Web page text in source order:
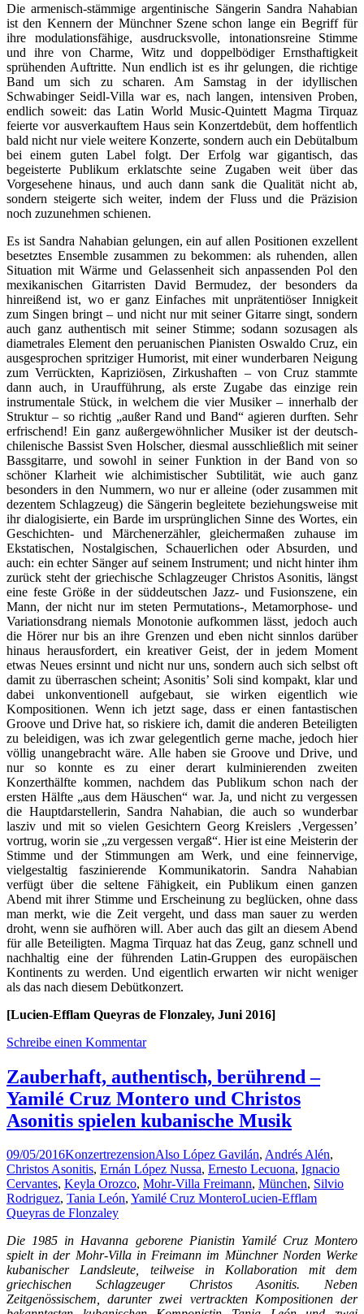
Die armenisch-stämmige argentinische Sängerin Sandra Nahabian
ist den Kennern der Münchner Szene schon lange ein Begriff für
ihre modulationsfähige, ausdrucksvolle, intonationsreine Stimme
und ihre von Charme, Witz und doppelbödiger Ernsthaftigkeit
sprühenden Auftritte. Nun endlich ist es ihr gelungen, die richtige
Band um sich zu scharen. Am Samstag in der idyllischen
Schwabinger Seidl-Villa war es, nach langen, intensiven Proben,
endlich soweit: das Latin World Music-Quintett Magma Tirquaz
feierte vor ausverkauftem Haus sein Konzertdebüt, dem hoffentlich
bald nicht nur viele weitere Konzerte, sondern auch ein Debütalbum
bei einem guten Label folgt. Der Erfolg war gigantisch, das
begeisterte Publikum erklatschte seine Zugaben weit über das
Vorgesehene hinaus, und auch dann sank die Qualität nicht ab,
sondern steigerte sich weiter, indem der Fluss und die Präzision
noch zuzunehmen schienen.
Es ist Sandra Nahabian gelungen, ein auf allen Positionen exzellent
besetztes Ensemble zusammen zu bekommen: als ruhenden, allen
Situation mit Wärme und Gelassenheit sich anpassenden Pol den
mexikanischen Gitarristen David Bermudez, der besonders da
hinreißend ist, wo er ganz Einfaches mit unprätentiöser Innigkeit
zum Singen bringt – und nicht nur mit seiner Gitarre singt, sondern
auch ganz authentisch mit seiner Stimme; sodann sozusagen als
diametrales Element den peruanischen Pianisten Oswaldo Cruz, ein
ausgesprochen spritziger Humorist, mit einer wunderbaren Neigung
zum Verrückten, Kapriziösen, Zirkushaften – von Cruz stammte
dann auch, in Uraufführung, als erste Zugabe das einzige rein
instrumentale Stück, in welchem die vier Musiker – innerhalb der
Struktur – so richtig „außer Rand und Band“ agieren durften. Sehr
erfrischend! Ein ganz außergewöhnlicher Musiker ist der deutsch-
chilenische Bassist Sven Holscher, diesmal ausschließlich mit seiner
Bassgitarre, und sowohl in seiner Funktion in der Band von so
schöner Klarheit wie alchimistischer Subtilität, wie auch ganz
besonders in den Nummern, wo nur er alleine (oder zusammen mit
dezentem Schlagzeug) die Sängerin begleitete beziehungsweise mit
ihr dialogisierte, ein Barde im ursprünglichen Sinne des Wortes, ein
Geschichten- und Märchenerzähler, gleichermaßen zuhause im
Ekstatischen, Nostalgischen, Schauerlichen oder Absurden, und
auch: ein echter Sänger auf seinem Instrument; und nicht hinter ihm
zurück steht der griechische Schlagzeuger Christos Asonitis, längst
eine feste Größe in der süddeutschen Jazz- und Fusionszene, ein
Mann, der nicht nur im steten Permutations-, Metamorphose- und
Variationsdrang niemals Monotonie aufkommen lässt, jedoch auch
die Hörer nur bis an ihre Grenzen und eben nicht sinnlos darüber
hinaus herausfordert, ein kreativer Geist, der in jedem Moment
etwas Neues ersinnt und nicht nur uns, sondern auch sich selbst oft
damit zu überraschen scheint; Asonitis’ Soli sind kompakt, klar und
dabei unkonventionell aufgebaut, sie wirken eigentlich wie
Kompositionen. Wenn ich jetzt sage, dass er einen fantastischen
Groove und Drive hat, so riskiere ich, damit die anderen Beteiligten
zu beleidigen, was ich zwar gelegentlich gerne mache, jedoch hier
völlig unangebracht wäre. Alle haben sie Groove und Drive, und
nur so konnte es zu einer derart kulminierenden zweiten
Konzerthälfte kommen, nachdem das Publikum schon nach der
ersten Hälfte „aus dem Häuschen“ war. Ja, und nicht zu vergessen
die Hauptdarstellerin, Sandra Nahabian, die auch so wunderbar
lasziv und mit so vielen Gesichtern Georg Kreislers ‚Vergessen’
vortrug, worin sie „zu vergessen vergaß“. Hier ist eine Meisterin der
Stimme und der Stimmungen am Werk, und eine feinnervige,
vielgestaltig faszinierende Kommunikatorin. Sandra Nahabian
verfügt über die seltene Fähigkeit, ein Publikum einen ganzen
Abend mit ihrer Stimme und Erscheinung zu beglücken, ohne dass
man merkt, wie die Zeit vergeht, und dass man sauer zu werden
droht, wenn sie aufhören will. Aber auch das gilt an diesem Abend
für alle Beteiligten. Magma Tirquaz hat das Zeug, ganz schnell und
nachhaltig eine der führenden Latin-Gruppen des europäischen
Kontinents zu werden. Und eigentlich erwarten wir nicht weniger
als das nach diesem Debütkonzert.
[Lucien-Efflam Queyras de Flonzaley, Juni 2016]
Schreibe einen Kommentar
Zauberhaft, authentisch, berührend –
Yamilé Cruz Montero und Christos
Asonitis spielen kubanische Musik
09/05/2016KonzertrezensionAlso López Gavilán, Andrés Alén,
Christos Asonitis, Ernán López Nussa, Ernesto Lecuona, Ignacio
Cervantes, Keyla Orozco, Mohr-Villa Freimann, München, Silvio
Rodriguez, Tania León, Yamilé Cruz MonteroLucien-Efflam
Queyras de Flonzaley
Die 1985 in Havanna geborene Pianistin Yamilé Cruz Montero
spielt in der Mohr-Villa in Freimann im Münchner Norden Werke
kubanischer Landsleute, teilweise in Kollaboration mit dem
griechischen Schlagzeuger Christos Asonitis. Neben
Zeitgenössischem, darunter zwei vertrackten Kompositionen der